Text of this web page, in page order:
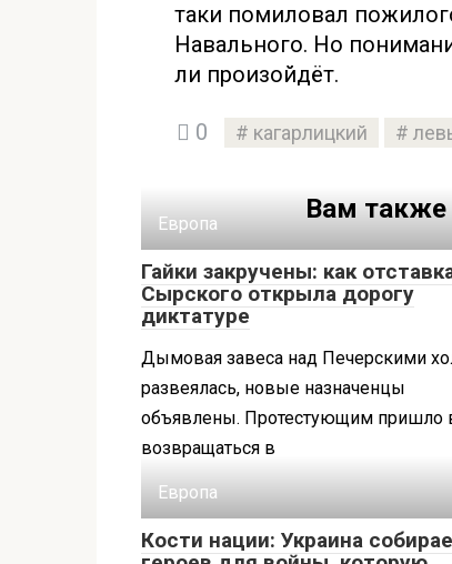
таки помиловал
Навального. Но
ли произойдёт.
0 кагарлицкий
Вам также
Европа
Гайки закручены: как
Сырского открыла дорогу
диктатуре
Дымовая завеса над Печерскими
развеялась, новые назначенцы
объявлены. Протестующим пришло
возвращаться в
Европа
Кости нации: Украина